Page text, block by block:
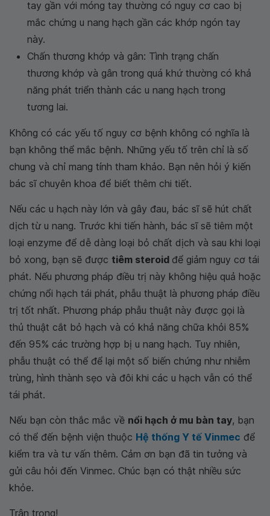
tay gần với móng tay thường có nguy cơ cao bị
mắc chứng u nang hạch gần các khớp ngón tay
này.
Chấn thương khớp và gân: Tình trạng chấn
thương khớp và gân trong quá khứ thường có khả
năng phát triển thành các u nang hạch trong
tương lai.
Không có các yếu tố nguy cơ bệnh không có nghĩa là
bạn không thể mắc bệnh. Những yếu tố trên chỉ là số
chung và chỉ mang tính tham khảo. Bạn nên hỏi ý kiến
bác sĩ chuyên khoa để biết thêm chi tiết.
Nếu các u hạch này lớn và gây đau, bác sĩ sẽ hút chất
dịch từ u nang. Trước khi tiến hành, bác sĩ sẽ tiêm một
loại enzyme để dễ dàng loại bỏ chất dịch và sau khi loại
bỏ xong, bạn sẽ được tiêm steroid để giảm nguy cơ tái
phát. Nếu phương pháp điều trị này không hiệu quả hoặc
chứng nổi hạch tái phát, phẫu thuật là phương pháp điều
trị tốt nhất. Phương pháp phẫu thuật này được gọi là
thủ thuật cắt bỏ hạch và có khả năng chữa khỏi 85%
đến 95% các trường hợp bị u nang hạch. Tuy nhiên,
phẫu thuật có thể để lại một số biến chứng như nhiễm
trùng, hình thành sẹo và đôi khi các u hạch vẫn có thể
tái phát.
Nếu bạn còn thắc mắc về nổi hạch ở mu bàn tay, bạn
có thể đến bệnh viện thuộc Hệ thống Y tế Vinmec để
kiểm tra và tư vấn thêm. Cảm ơn bạn đã tin tưởng và
gửi câu hỏi đến Vinmec. Chúc bạn có thật nhiều sức
khỏe.